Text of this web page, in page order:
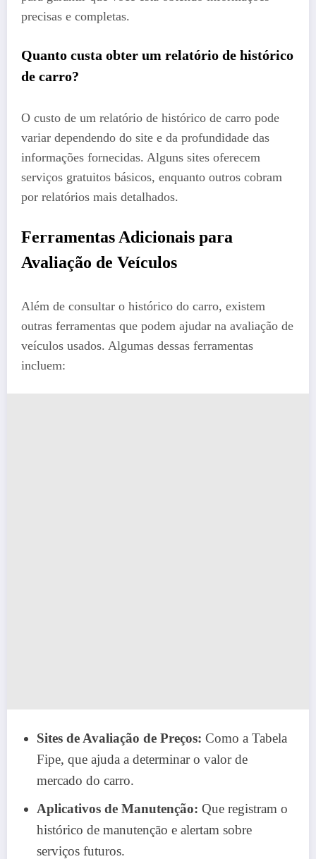
precisas e completas.
Quanto custa obter um relatório de histórico
de carro?
O custo de um relatório de histórico de carro pode
variar dependendo do site e da profundidade das
informações fornecidas. Alguns sites oferecem
serviços gratuitos básicos, enquanto outros cobram
por relatórios mais detalhados.
Ferramentas Adicionais para
Avaliação de Veículos
Além de consultar o histórico do carro, existem
outras ferramentas que podem ajudar na avaliação de
veículos usados. Algumas dessas ferramentas
incluem:
Sites de Avaliação de Preços: Como a Tabela
Fipe, que ajuda a determinar o valor de
mercado do carro.
Aplicativos de Manutenção: Que registram o
histórico de manutenção e alertam sobre
serviços futuros.